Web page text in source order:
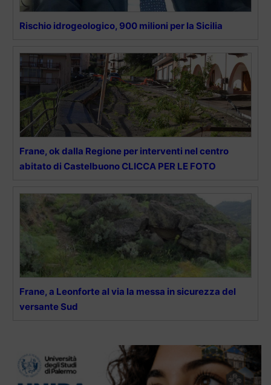
Rischio idrogeologico, 900 milioni per la Sicilia
Frane, ok dalla Regione per interventi nel centro
abitato di Castelbuono CLICCA PER LE FOTO
Frane, a Leonforte al via la messa in sicurezza del
versante Sud